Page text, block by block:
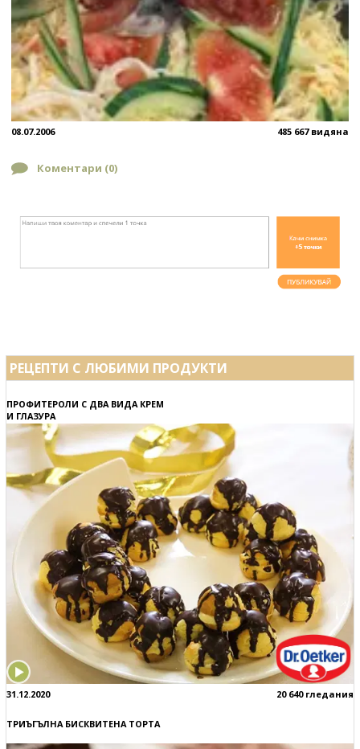
08.07.2006 485 667 видяна
Коментари (0)
РЕЦЕПТИ С ЛЮБИМИ ПРОДУКТИ
ПРОФИТЕРОЛИ С ДВА ВИДА КРЕМ
И ГЛАЗУРА
31.12.2020 20 640 гледания
ТРИЪГЪЛНА БИСКВИТЕНА ТОРТА